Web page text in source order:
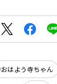
おはよう寺ちゃん